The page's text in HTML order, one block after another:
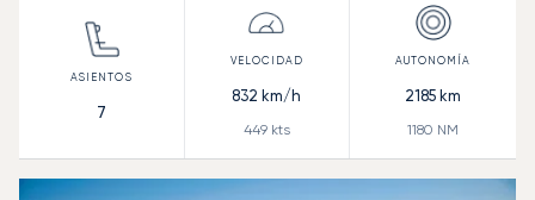
7
832 km/h
449kts
2185 km
1180 NM